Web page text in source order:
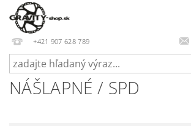
+421 907 628 789
NÁŠLAPNÉ / SPD